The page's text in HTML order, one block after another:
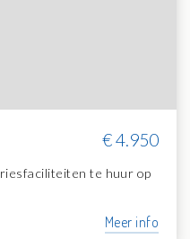
€ 4.950
te huur op
Meer info